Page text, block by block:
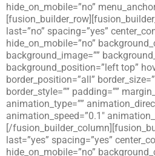
hide_on_mobile=”no”
last=”no” spacing=”yes”
hide_on_mobile=”no”
background_image=””
background_position=”left top”
border_position=”all”
border_style=”” padding=””
animation_type=””
animation_speed=”0.1″
[/
last=”yes” spacing=”yes”
hide_on_mobile=”no”